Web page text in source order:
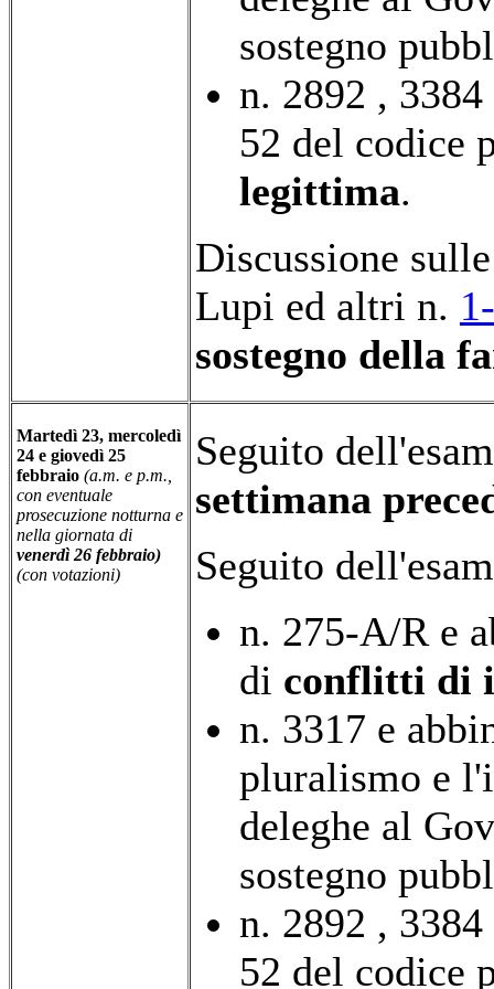
sostegno
n. 2892 ,
52 del codice
legittima.
Discussione
Lupi ed altri n.
sostegno della
Martedì 23, mercoledì
24 e giovedì 25
febbraio (a.m. e p.m.,
con eventuale
prosecuzione notturna e
nella giornata di
venerdì 26 febbraio)
(con votazioni)
Seguito
settimana
Seguito
n. 275-A/R e
di conflitti di
n. 3317 e
pluralismo e
deleghe al
sostegno
n. 2892 ,
52 del codice